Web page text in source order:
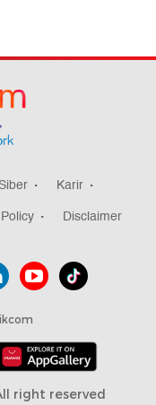
Karir
Disclaimer
right reserved